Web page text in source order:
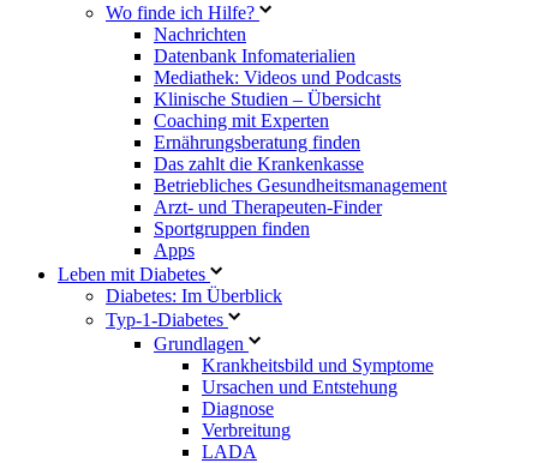
Wo finde ich Hilfe?
Nachrichten
Datenbank Infomaterialien
Mediathek: Videos und Podcasts
Klinische Studien – Übersicht
Coaching mit Experten
Ernährungsberatung finden
Das zahlt die Krankenkasse
Betriebliches Gesundheitsmanagement
Arzt- und Therapeuten-Finder
Sportgruppen finden
Apps
Leben mit Diabetes
Diabetes: Im Überblick
Typ-1-Diabetes
Grundlagen
Krankheitsbild und Symptome
Ursachen und Entstehung
Diagnose
Verbreitung
LADA